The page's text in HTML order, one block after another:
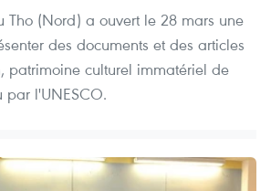
Tho (Nord) a ouvert le 28 mars une
des documents et des articles
patrimoine culturel immatériel de
par l'UNESCO.